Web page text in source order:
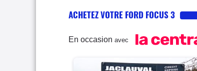
ACHETEZ VOTRE FORD FOCUS 3
En occasion avec